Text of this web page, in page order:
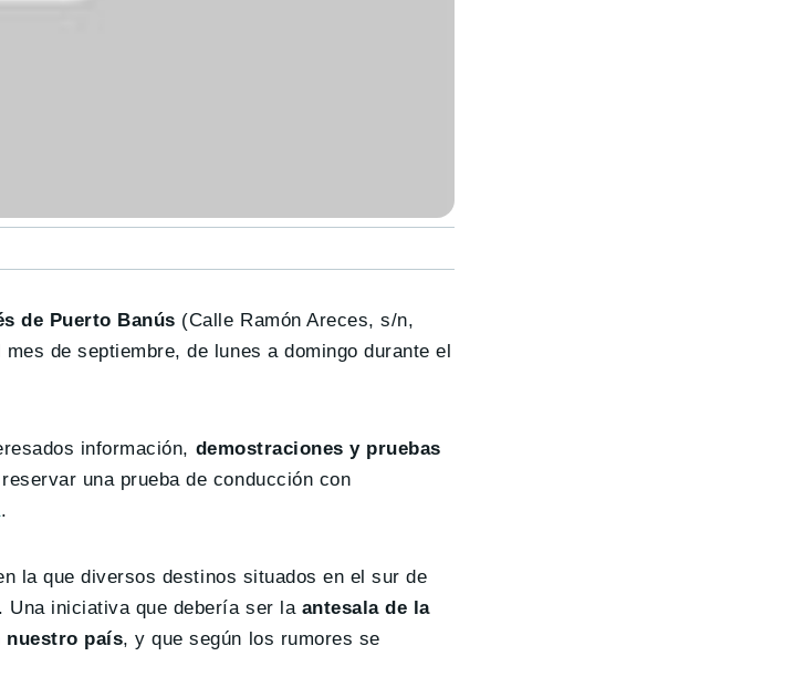
de Puerto Banús (Calle Ramón Areces, s/n,
de septiembre, de lunes a domingo durante el
información, demostraciones y pruebas
una prueba de conducción con
.
la que diversos destinos situados en el sur de
Una iniciativa que debería ser la antesala de la
nuestro país, y que según los rumores se